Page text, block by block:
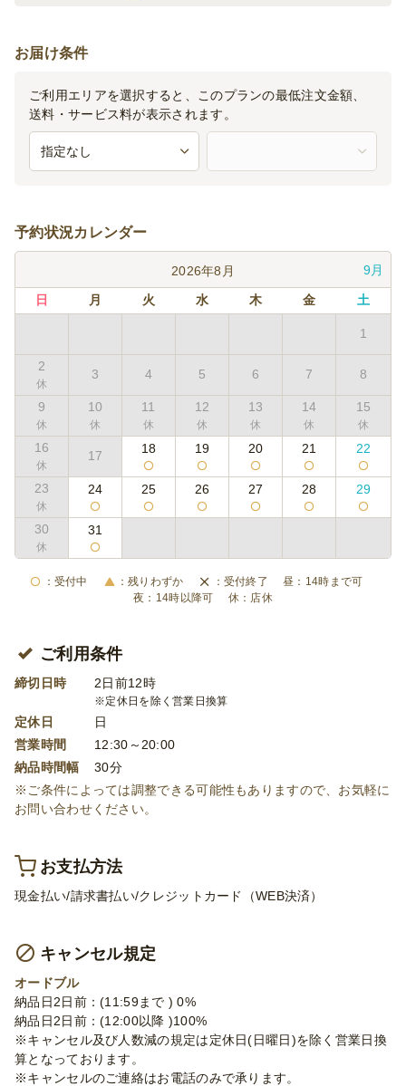
お届け条件
ご利用エリアを選択すると、このプランの最低注文金額、
送料・サービス料が表示されます。
予約状況カレンダー
2026年8月 9月
日 月 火 水 木 金 土
1
2
3 4 5 6 7 8
9 10 11 12 13 14 15
16
17 18 19 20 21 22
23 24 25 26 27 28 29
30 31
受付中 残りわずか 受付終了
14時まで可
14時以降可
店休
ご利用条件
締切日時 2日前12時
※定休日を除く営業日換算
定休日
日
営業時間
12:30～20:00
納品時間幅
30分
※ご条件によっては調整できる可能性もありますので、お気軽に
お問い合わせください。
お支払方法
現金払い/請求書払い/クレジットカード（WEB決済）
キャンセル規定
オードブル
納品日2日前：(11:59まで ) 0%
納品日2日前：(12:00以降 )100%
※キャンセル及び人数減の規定は定休日(日曜日)を除く営業日換
算となっております。
※キャンセルのご連絡はお電話のみで承ります。